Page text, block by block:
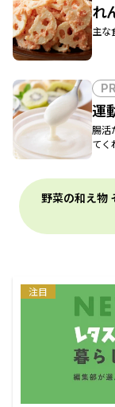
れ
主な
PR
運
腸活
てく
野菜の和え物
注目